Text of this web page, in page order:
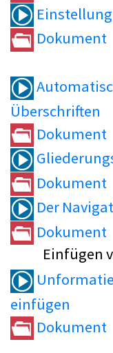
Dokument
Überschriften
Dokument
Dokument
Der
Dokument
Einfügen
einfügen
Dokument